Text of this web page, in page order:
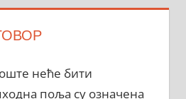
неће бити
поља су означена